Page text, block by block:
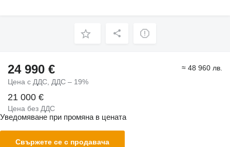
24 990 €
Цена с ДДС, ДДС – 19%
≈ 48 960 лв.
21 000 €
Цена без ДДС
Уведомяване при промяна в цената
Свържете се с продавача